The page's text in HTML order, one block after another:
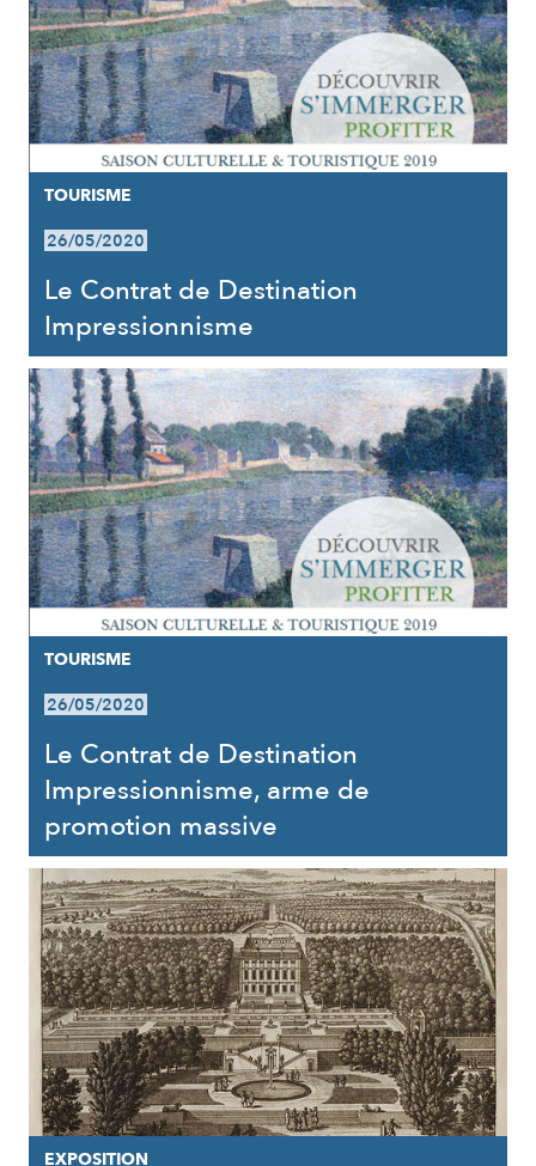
TOURISME
26/05/2020
Le Contrat de Destination
Impressionnisme
TOURISME
26/05/2020
Le Contrat de Destination
Impressionnisme, arme de
promotion massive
EXPOSITION